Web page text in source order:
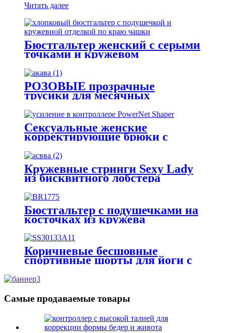
Читать далее
Бюстгальтер женский с серыми
точками и кружевом
РОЗОВЫЕ прозрачные
трусики для месячных
Сексуальные женские
корректирующие брюки с
подушечками для ягодиц
Кружевные стринги Sexy Lady
из бисквитного лобстера
Бюстгальтер с подушечками на
косточках из кружева
Коричневые бесшовные
спортивные шорты для йоги с
Самые продаваемые товары